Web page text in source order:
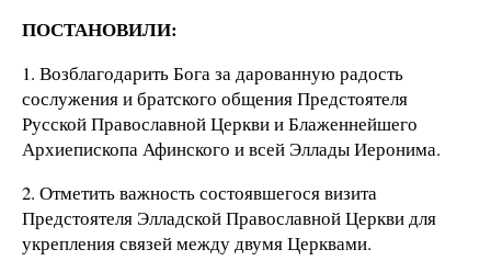
ПОСТАНОВИЛИ:
1. Возблагодарить Бога за дарованную радость
сослужения и братского общения Предстоятеля
Русской Православной Церкви и Блаженнейшего
Архиепископа Афинского и всей Эллады Иеронима.
2. Отметить важность состоявшегося визита
Предстоятеля Элладской Православной Церкви для
укрепления связей между двумя Церквами.